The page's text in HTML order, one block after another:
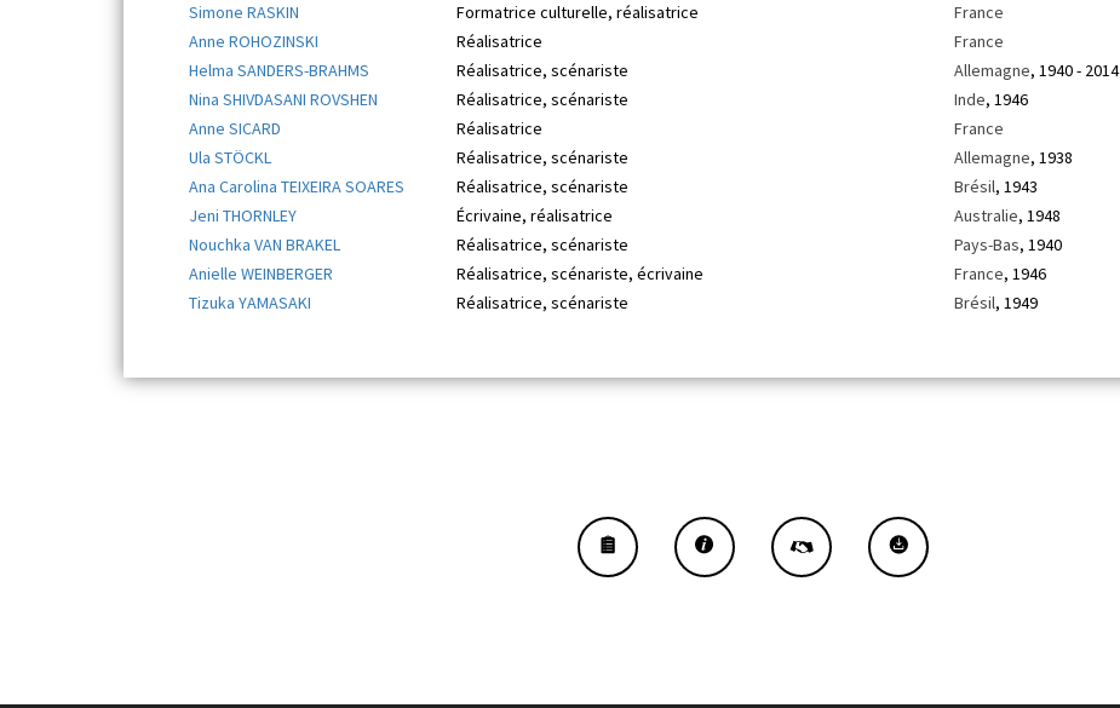
Simone RASKIN
Formatrice culturelle, réalisatrice France
Anne ROHOZINSKI
Réalisatrice France
Helma SANDERS-BRAHMS
Réalisatrice, scénariste Allemagne, 1940 - 2014
Nina SHIVDASANI ROVSHEN
Réalisatrice, scénariste Inde, 1946
Anne SICARD
Réalisatrice France
Ula STÖCKL
Réalisatrice, scénariste Allemagne, 1938
Ana Carolina TEIXEIRA SOARES
Réalisatrice, scénariste Brésil, 1943
Jeni THORNLEY
Écrivaine, réalisatrice Australie, 1948
Nouchka VAN BRAKEL
Réalisatrice, scénariste Pays-Bas, 1940
Anielle WEINBERGER
Réalisatrice, scénariste, écrivaine France, 1946
Tizuka YAMASAKI
Réalisatrice, scénariste Brésil, 1949